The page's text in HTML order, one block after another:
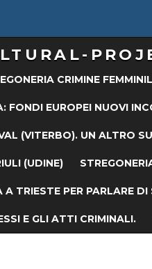
CRIMINE
FONDI EUROPEI NUOVI
(VITERBO). UN ALTRO
(UDINE)
TRIESTE PER PARLARE DI
E GLI ATTI CRIMINALI.